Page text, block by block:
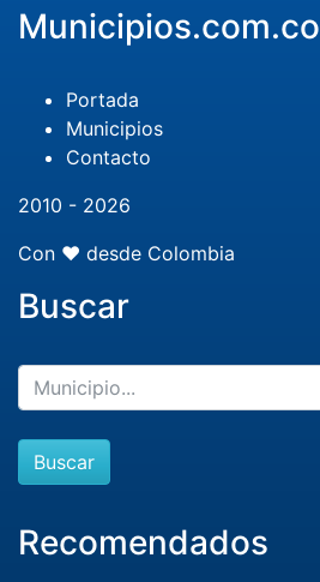
Municipios.com.co
Portada
Municipios
Contacto
2010 - 2026
Con ❤️ desde Colombia
Buscar
Buscar
Recomendados